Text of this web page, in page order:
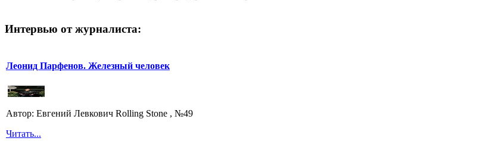
Интервью от журналиста:
Леонид Парфенов. Железный человек
Автор: Евгений Левкович Rolling Stone , №49
Читать...